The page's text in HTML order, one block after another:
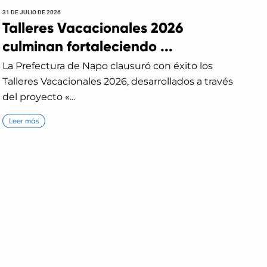
31 DE JULIO DE 2026
Talleres Vacacionales 2026
culminan fortaleciendo ...
La Prefectura de Napo clausuró con éxito los
Talleres Vacacionales 2026, desarrollados a través
del proyecto «...
Leer más